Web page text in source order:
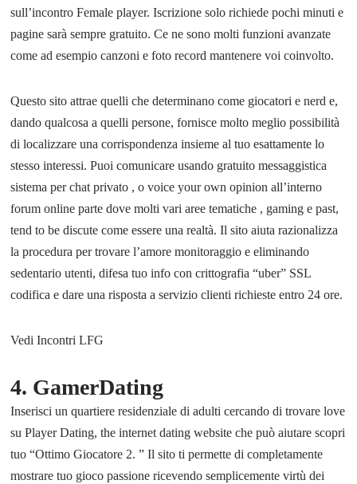
sull’incontro Female player. Iscrizione solo richiede pochi minuti e
pagine sarà sempre gratuito. Ce ne sono molti funzioni avanzate
come ad esempio canzoni e foto record mantenere voi coinvolto.
Questo sito attrae quelli che determinano come giocatori e nerd e,
dando qualcosa a quelli persone, fornisce molto meglio possibilità
di localizzare una corrispondenza insieme al tuo esattamente lo
stesso interessi. Puoi comunicare usando gratuito messaggistica
sistema per chat privato , o voice your own opinion all’interno
forum online parte dove molti vari aree tematiche , gaming e past,
tend to be discute come essere una realtà. Il sito aiuta razionalizza
la procedura per trovare l’amore monitoraggio e eliminando
sedentario utenti, difesa tuo info con crittografia “uber” SSL
codifica e dare una risposta a servizio clienti richieste entro 24 ore.
Vedi Incontri LFG
4. GamerDating
Inserisci un quartiere residenziale di adulti cercando di trovare love
su Player Dating, the internet dating website che può aiutare scopri
tuo “Ottimo Giocatore 2. ” Il sito ti permette di completamente
mostrare tuo gioco passione ricevendo semplicemente virtù dei